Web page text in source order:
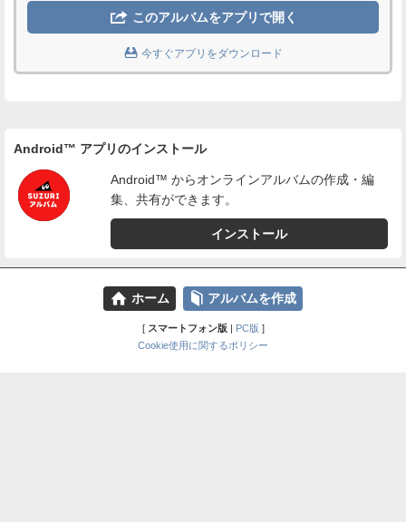
 このアルバムをアプリで開く
 今すぐアプリをダウンロード
Android™ アプリのインストール
Android™ からオンラインアルバムの作成・編
集、共有ができます。
インストール
⌂ ホーム 📕 アルバムを作成
[ スマートフォン版| PC版 ]
Cookie使用に関するポリシー